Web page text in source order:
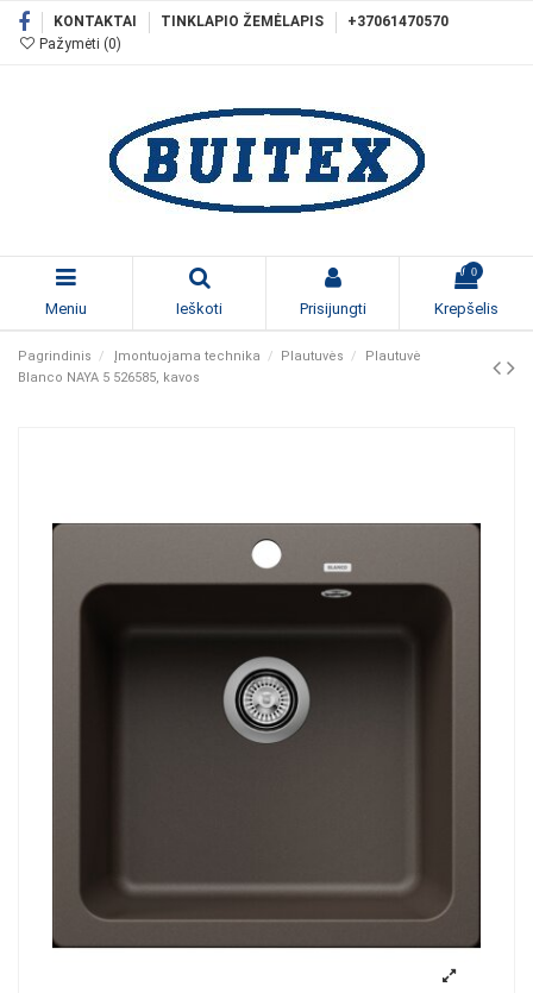
KONTAKTAI TINKLAPIO ŽEMĖLAPIS
+37061470570
Pažymėti (0)
Meniu Ieškoti Prisijungti
0
Krepšelis
Pagrindinis Įmontuojama technika Plautuvės
Plautuvė
Blanco NAYA 5 526585, kavos